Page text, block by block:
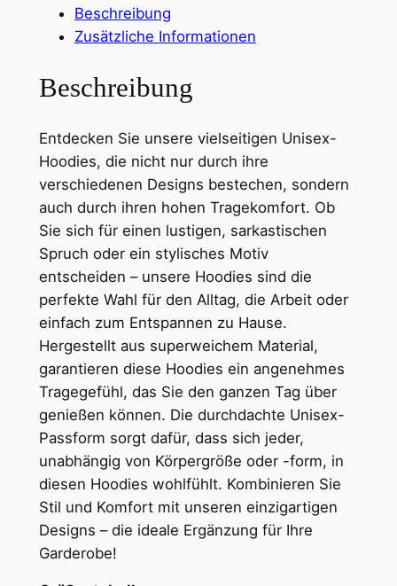
€
3
9
,
6
7
€
a
b
i
t
2
/
P
r
e
m
i
u
m
U
n
i
s
e
x
H
Beschreibung
Zusätzliche Informationen
Beschreibung
Entdecken Sie unsere vielseitigen Unisex-
Hoodies, die nicht nur durch ihre
verschiedenen Designs bestechen, sondern
auch durch ihren hohen Tragekomfort. Ob
Sie sich für einen lustigen, sarkastischen
Spruch oder ein stylisches Motiv
entscheiden – unsere Hoodies sind die
perfekte Wahl für den Alltag, die Arbeit oder
einfach zum Entspannen zu Hause.
Hergestellt aus superweichem Material,
garantieren diese Hoodies ein angenehmes
Tragegefühl, das Sie den ganzen Tag über
genießen können. Die durchdachte Unisex-
Passform sorgt dafür, dass sich jeder,
unabhängig von Körpergröße oder -form, in
diesen Hoodies wohlfühlt. Kombinieren Sie
Stil und Komfort mit unseren einzigartigen
Designs – die ideale Ergänzung für Ihre
Garderobe!